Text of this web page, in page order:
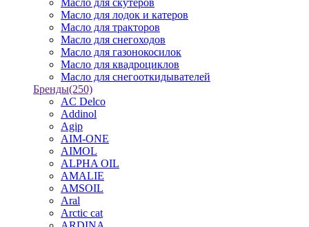
Масло для скутеров
Масло для лодок и катеров
Масло для тракторов
Масло для снегоходов
Масло для газонокосилок
Масло для квадроциклов
Масло для снегооткидывателей
Бренды(250)
AC Delco
Addinol
Agip
AIM-ONE
AIMOL
ALPHA OIL
AMALIE
AMSOIL
Aral
Arctic cat